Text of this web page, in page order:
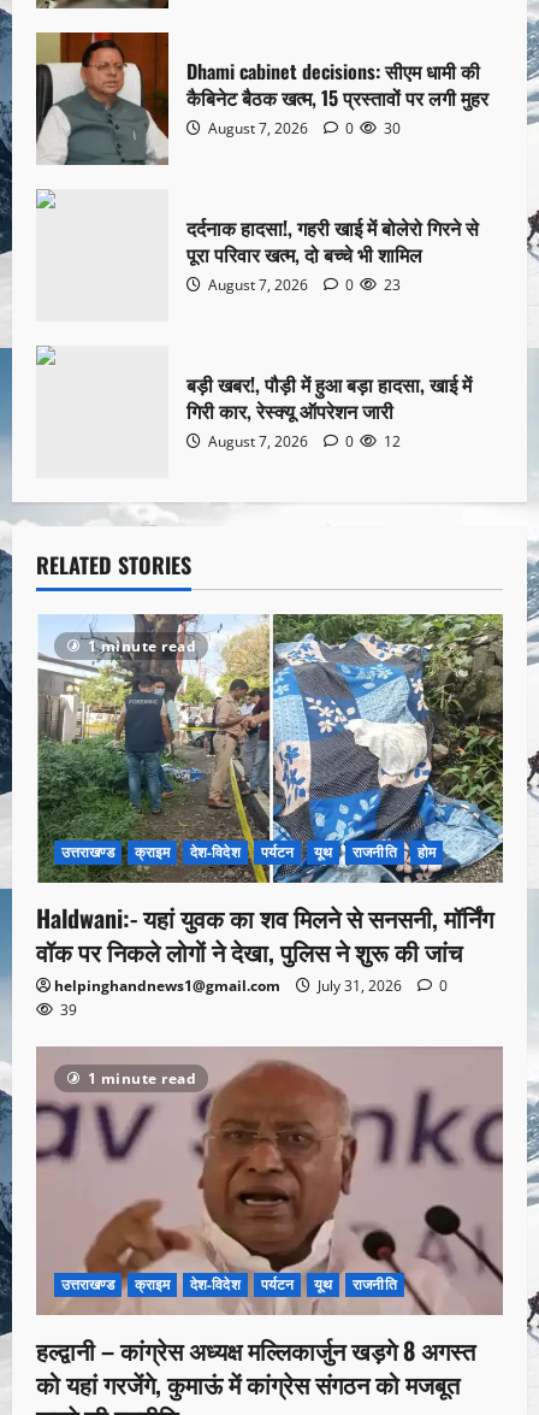
Dhami cabinet decisions: सीएम धामी की
कैबिनेट बैठक खत्म, 15 प्रस्तावों पर लगी मुहर
August 7, 2026 0 30
दर्दनाक हादसा!, गहरी खाई में बोलेरो गिरने से
पूरा परिवार खत्म, दो बच्चे भी शामिल
August 7, 2026 0 23
बड़ी खबर!, पौड़ी में हुआ बड़ा हादसा, खाई में
गिरी कार, रेस्क्यू ऑपरेशन जारी
August 7, 2026 0 12
RELATED STORIES
1 minute read
उत्तराखण्ड क्राइम देश-विदेश पर्यटन यूथ राजनीति होम
Haldwani:- यहां युवक का शव मिलने से सनसनी, मॉर्निंग
वॉक पर निकले लोगों ने देखा, पुलिस ने शुरू की जांच
helpinghandnews1@gmail.com July 31, 2026
0
39
1 minute read
उत्तराखण्ड क्राइम देश-विदेश पर्यटन यूथ राजनीति
हल्द्वानी – कांग्रेस अध्यक्ष मल्लिकार्जुन खड़गे 8 अगस्त
को यहां गरजेंगे, कुमाऊं में कांग्रेस संगठन को मजबूत